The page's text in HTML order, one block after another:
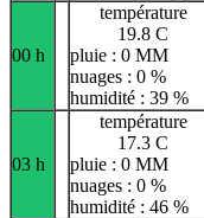
00 h
température
19.8 C
pluie : 0 MM
nuages : 0 %
humidité : 39 %
03 h
température
17.3 C
pluie : 0 MM
nuages : 0 %
humidité : 46 %